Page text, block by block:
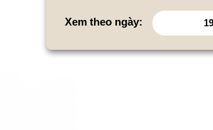
Xem theo ngày: